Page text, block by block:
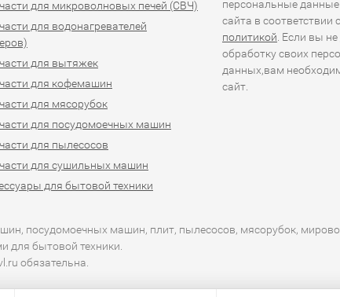
для микроволновых печей (СВЧ)
для водонагревателей
для вытяжек
для кофемашин
для мясорубок
для посудомоечных машин
для пылесосов
для сушильных машин
для бытовой техники
персональные
сайта в соответствии с
политикой . Если вы
обработку своих
данных,вам
сайт.
посудомоечных машин, плит, пылесосов, мясорубок,
для бытовой техники.
обязательна.